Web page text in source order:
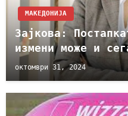
МАКЕДОНИЈА
Зајкова:
измени може и
октомври 31, 2024